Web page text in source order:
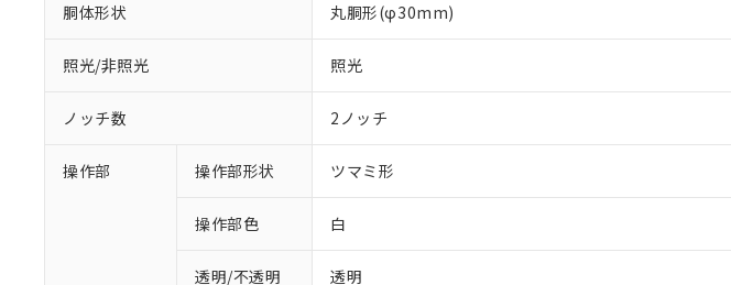
胴体形状 丸胴形(φ30mm)
照光/非照光 照光
ノッチ数 2ノッチ
操作部 操作部形状 ツマミ形
操作部色 白
透明/不透明 透明